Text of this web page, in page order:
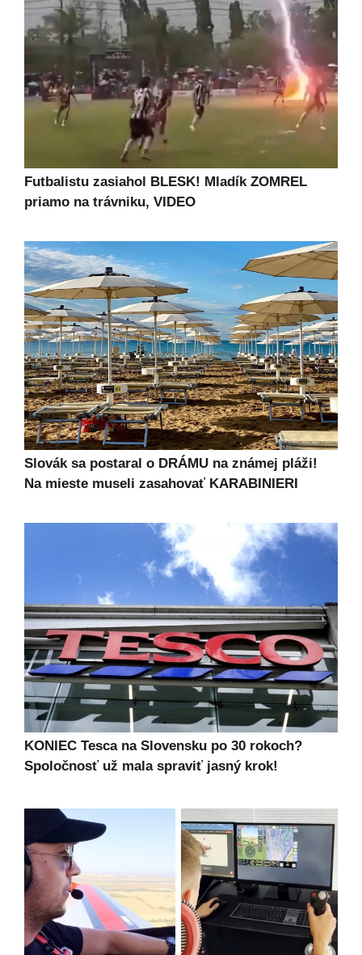
Futbalistu zasiahol BLESK! Mladík ZOMREL
priamo na trávniku, VIDEO
Slovák sa postaral o DRÁMU na známej pláži!
Na mieste museli zasahovať KARABINIERI
KONIEC Tesca na Slovensku po 30 rokoch?
Spoločnosť už mala spraviť jasný krok!